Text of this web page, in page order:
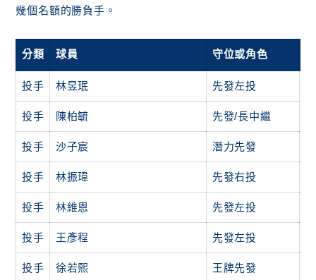
幾個名額的勝負手。
分類 球員 守位或角色
投手 林昱珉 先發左投
投手 陳柏毓 先發/長中繼
投手 沙子宸 潛力先發
投手 林振瑋 先發右投
投手 林維恩 先發左投
投手 王彥程 先發左投
投手 徐若熙 王牌先發